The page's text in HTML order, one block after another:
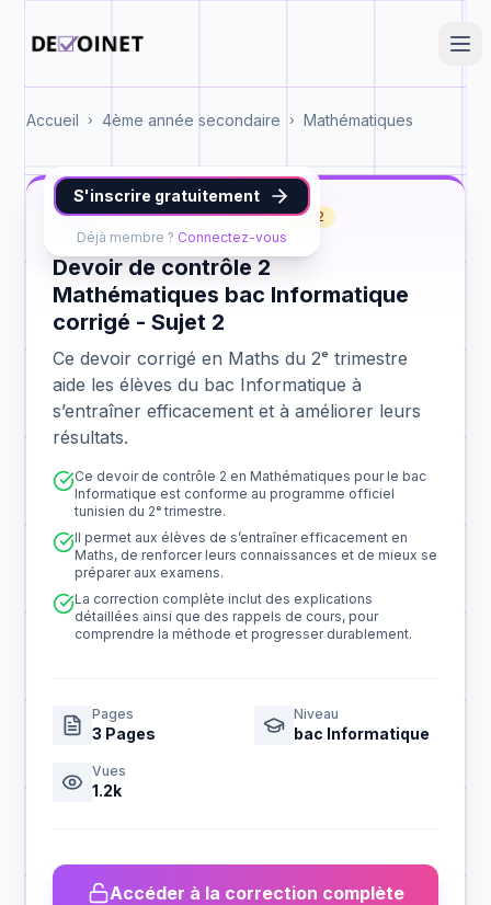
Accueil › 4ème année secondaire › Mathématiques
S'inscrire gratuitement
Déjà membre ? Connectez-vous
Maths bac Informatique contrôle 2
Devoir de contrôle 2
Mathématiques bac Informatique
corrigé - Sujet 2
Ce devoir corrigé en Maths du 2ᵉ trimestre
aide les élèves du bac Informatique à
s’entraîner efficacement et à améliorer leurs
résultats.
Ce devoir de contrôle 2 en Mathématiques pour le bac
Informatique est conforme au programme officiel
tunisien du 2ᵉ trimestre.
Il permet aux élèves de s’entraîner efficacement en
Maths, de renforcer leurs connaissances et de mieux se
préparer aux examens.
La correction complète inclut des explications
détaillées ainsi que des rappels de cours, pour
comprendre la méthode et progresser durablement.
Pages
3 Pages
Niveau
bac Informatique
Vues
1.2k
Accéder à la correction complète